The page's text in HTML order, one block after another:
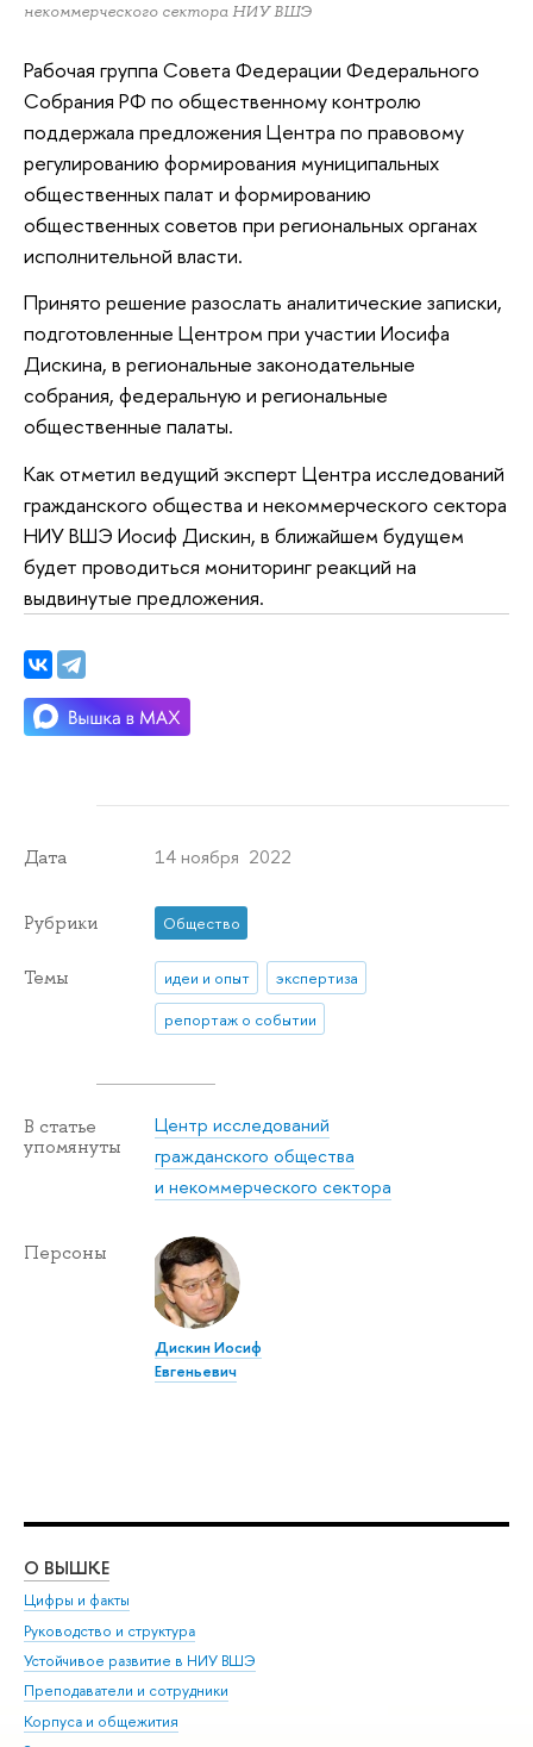
некоммерческого сектора НИУ ВШЭ
Рабочая группа Совета Федерации Федерального
Собрания РФ по общественному контролю
поддержала предложения Центра по правовому
регулированию формирования муниципальных
общественных палат и формированию
общественных советов при региональных органах
исполнительной власти.
Принято решение разослать аналитические записки,
подготовленные Центром при участии Иосифа
Дискина, в региональные законодательные
собрания, федеральную и региональные
общественные палаты.
Как отметил ведущий эксперт Центра исследований
гражданского общества и некоммерческого сектора
НИУ ВШЭ Иосиф Дискин, в ближайшем будущем
будет проводиться мониторинг реакций на
выдвинутые предложения.
Дата 14 ноября 2022
Рубрики Общество
Темы идеи и опыт
экспертиза
репортаж о событии
В статье
упомянуты
Центр исследований
гражданского общества
и некоммерческого сектора
Персоны
Дискин Иосиф
Евгеньевич
О ВЫШКЕ
Цифры и факты
Руководство и структура
Устойчивое развитие в НИУ ВШЭ
Преподаватели и сотрудники
Корпуса и общежития